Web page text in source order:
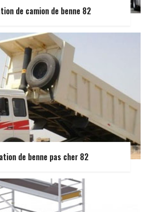
de camion de benne 82
de benne pas cher 82